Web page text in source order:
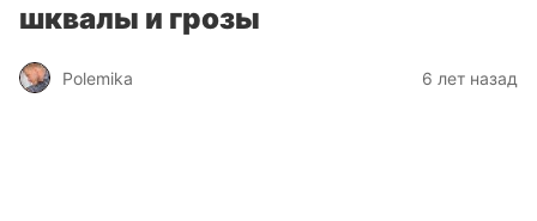
шквалы и грозы
Polemika 6 лет назад